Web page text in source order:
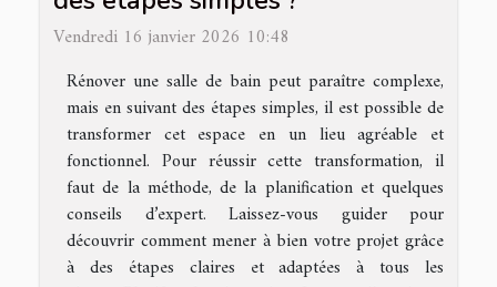
Vendredi 16 janvier 2026 10:48
Rénover une salle de bain peut paraître complexe,
mais en suivant des étapes simples, il est possible de
transformer cet espace en un lieu agréable et
fonctionnel. Pour réussir cette transformation, il
faut de la méthode, de la planification et quelques
conseils d’expert. Laissez-vous guider pour
découvrir comment mener à bien votre projet grâce
à des étapes claires et adaptées à tous les